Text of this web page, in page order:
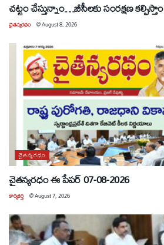
చట్టం చేస్తున్నాం…బీసీలకు సంరక్షణ కల్పిస్తాం
చైతన్యరధం @August 8, 2026
చైతన్యరధం
చైతన్యరధం ఈ పేపర్ 07-08-2026
కార్యకర్త @August 7, 2026